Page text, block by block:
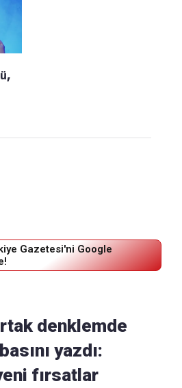
Gazetesi'ni Google
denklemde
yazdı:
fırsatlar